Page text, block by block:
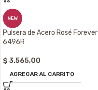
NEW
Pulsera de Acero Rosé Forever
6496R
$ 3.565,00
AGREGAR AL CARRITO